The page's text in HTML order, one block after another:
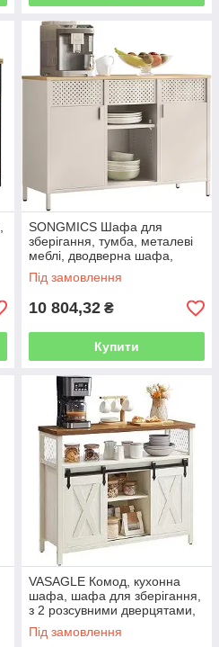
SONGMICS Шафа для
зберігання, тумба, металеві
меблі, дводверна шафа,
магнітна застібка,
регульовані полиці, сталевий
Під замовлення
10 804,32 ₴
Купити
VASAGLE Комод, кухонна
шафа, шафа для зберігання,
з 2 розсувними дверцятами,
33 x 100 x 80 см, регульовані
полиці, для вітальні,
Під замовлення